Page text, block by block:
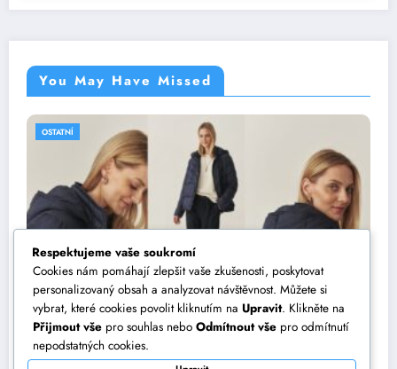
You May Have Missed
OSTATNÍ
Jak vytvořit dokonalý outfit? Vsaďte na
dámské bundy TATUUM
Respektujeme vaše soukromí
Cookies nám pomáhají zlepšit vaše zkušenosti, poskytovat
personalizovaný obsah a analyzovat návštěvnost. Můžete si
vybrat, které cookies povolit kliknutím na Upravit. Klikněte na
Přijmout vše pro souhlas nebo Odmítnout vše pro odmítnutí
nepodstatných cookies.